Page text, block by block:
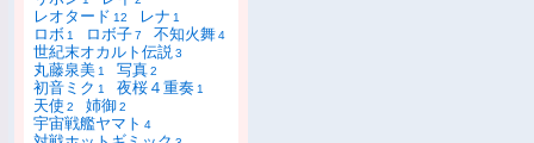
レオタード 12 レナ 1
ロボ 1 ロボ子7 不知火舞4
世紀末オカルト伝説3
丸藤泉美 1 写真2
初音ミク 1 夜桜４重奏 1
天使 2 姉御2
宇宙戦艦ヤマト 4